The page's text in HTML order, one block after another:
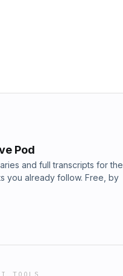
Pod
and full transcripts for the
you already follow. Free, by
TOOLS